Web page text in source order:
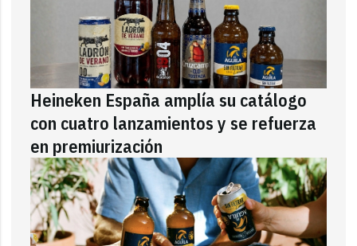
Heineken España amplía su catálogo
con cuatro lanzamientos y se refuerza
en premiurización